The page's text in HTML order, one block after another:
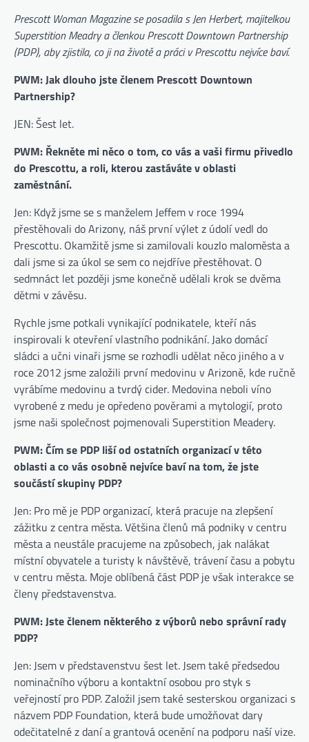
Prescott Woman Magazine se posadila s Jen Herbert, majitelkou
Superstition Meadry a členkou Prescott Downtown Partnership
(PDP), aby zjistila, co ji na životě a práci v Prescottu nejvíce baví.
PWM: Jak dlouho jste členem Prescott Downtown
Partnership?
JEN: Šest let.
PWM: Řekněte mi něco o tom, co vás a vaši firmu přivedlo
do Prescottu, a roli, kterou zastáváte v oblasti
zaměstnání.
Jen: Když jsme se s manželem Jeffem v roce 1994
přestěhovali do Arizony, náš první výlet z údolí vedl do
Prescottu. Okamžitě jsme si zamilovali kouzlo maloměsta a
dali jsme si za úkol se sem co nejdříve přestěhovat. O
sedmnáct let později jsme konečně udělali krok se dvěma
dětmi v závěsu.
Rychle jsme potkali vynikající podnikatele, kteří nás
inspirovali k otevření vlastního podnikání. Jako domácí
sládci a učni vinaři jsme se rozhodli udělat něco jiného a v
roce 2012 jsme založili první medovinu v Arizoně, kde ručně
vyrábíme medovinu a tvrdý cider. Medovina neboli víno
vyrobené z medu je opředeno pověrami a mytologií, proto
jsme naši společnost pojmenovali Superstition Meadery.
PWM: Čím se PDP liší od ostatních organizací v této
oblasti a co vás osobně nejvíce baví na tom, že jste
součástí skupiny PDP?
Jen: Pro mě je PDP organizací, která pracuje na zlepšení
zážitku z centra města. Většina členů má podniky v centru
města a neustále pracujeme na způsobech, jak nalákat
místní obyvatele a turisty k návštěvě, trávení času a pobytu
v centru města. Moje oblíbená část PDP je však interakce se
členy představenstva.
PWM: Jste členem některého z výborů nebo správní rady
PDP?
Jen: Jsem v představenstvu šest let. Jsem také předsedou
nominačního výboru a kontaktní osobou pro styk s
veřejností pro PDP. Založil jsem také sesterskou organizaci s
názvem PDP Foundation, která bude umožňovat dary
odečitatelné z daní a grantová ocenění na podporu naší vize.